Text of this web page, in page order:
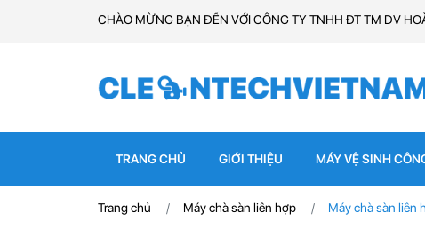
CHÀO MỪNG BẠN ĐẾN VỚI CÔNG TY TNHH ĐT TM DV
TRANG CHỦ GIỚI THIỆU MÁY VỆ SINH
Trang chủ Máy chà sàn liên hợp Máy chà sàn liên